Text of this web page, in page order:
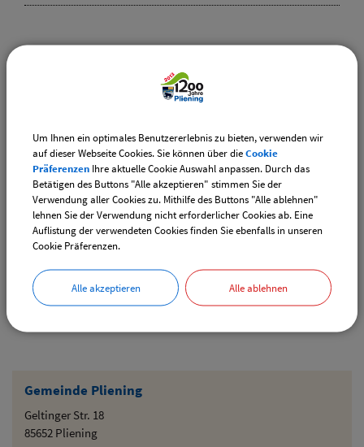
Gemeinde Pliening
Geltinger Str. 18
85652 Pliening
Vereinsangebote speziell für junge Leute
Downloads
Den gewählten Termin als VCS-Kalenderdatei
downloaden
Den gewählten Termin als iCal-Kalenderdatei
Um Ihnen ein optimales Benutzererlebnis zu bieten, verwenden wir
auf dieser Webseite Cookies. Sie können über dieCookie
Präferenzen Ihre aktuelle Cookie Auswahl anpassen. Durch das
Betätigen des Buttons "Alle akzeptieren" stimmen Sie der
Verwendung aller Cookies zu. Mithilfe des Buttons "Alle ablehnen"
lehnen Sie der Verwendung nicht erforderlicher Cookies ab. Eine
Auflistung der verwendeten Cookies finden Sie ebenfalls in unseren
Cookie Präferenzen.
Alle akzeptieren Alle ablehnen